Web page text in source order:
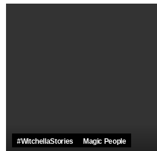
#WitchellaStories Magic People